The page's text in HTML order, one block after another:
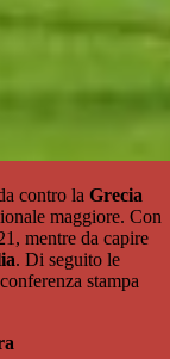
contro la Grecia
maggiore. Con
mentre da capire
. Di seguito le
stampa